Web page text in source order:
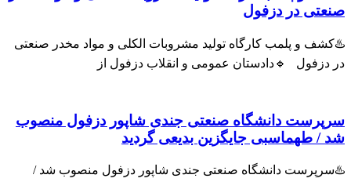
در دزفول
و پلمب کارگاه تولید مشروبات الکلی و مواد مخدر صنعتی
🔹دادستان عمومی و انقلاب دزفول از
دانشگاه صنعتی جندی شاپور دزفول منصوب
طهماسبی جایگزین بدیعی گردید
دانشگاه صنعتی جندی شاپور دزفول منصوب شد /